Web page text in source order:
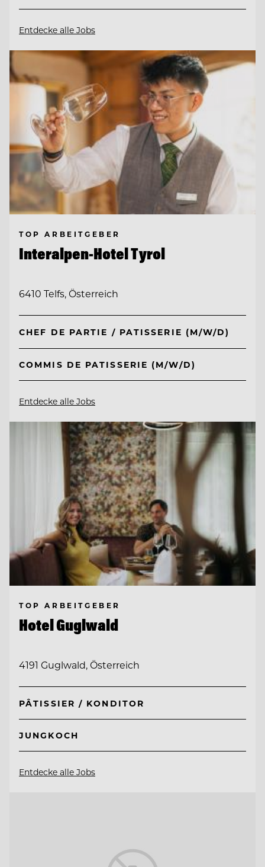
Entdecke alle Jobs
TOP ARBEITGEBER
Interalpen-Hotel Tyrol
6410 Telfs, Österreich
CHEF DE PARTIE / PATISSERIE (M/W/D)
COMMIS DE PATISSERIE (M/W/D)
Entdecke alle Jobs
TOP ARBEITGEBER
Hotel Guglwald
4191 Guglwald, Österreich
PÂTISSIER / KONDITOR
JUNGKOCH
Entdecke alle Jobs